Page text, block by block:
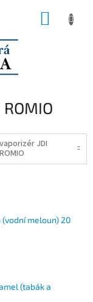
vaporizér JDI
ROMIO
(vodní meloun) 20
(tabák a